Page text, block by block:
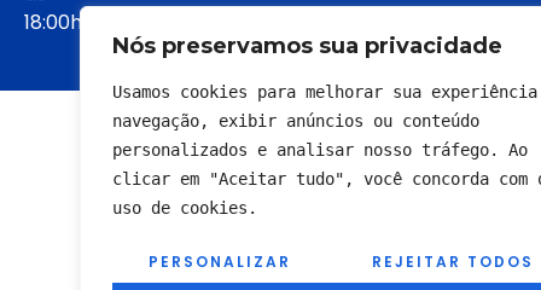
Nós preservamos sua privacidade
Usamos cookies para melhorar sua
navegação, exibir anúncios ou conteúdo
personalizados e analisar nosso tráfego. Ao
clicar em "Aceitar tudo", você concorda com
uso de cookies.
PERSONALIZAR REJEITAR TODOS
18:00h:
© 2022 - Todos os direitos reservados